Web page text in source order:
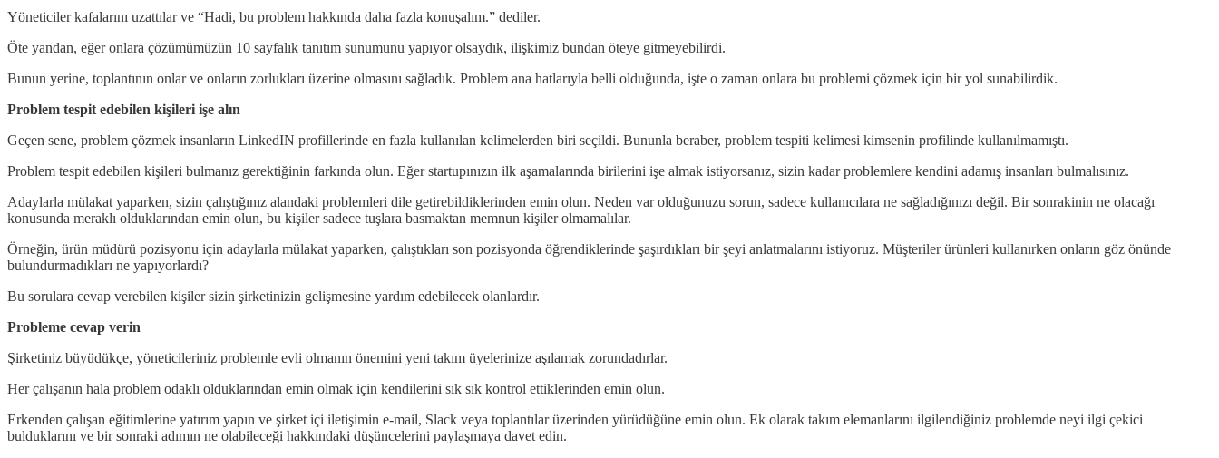
Yöneticiler kafalarını uzattılar ve “Hadi, bu problem hakkında daha fazla konuşalım.” dediler.
Öte yandan, eğer onlara çözümümüzün 10 sayfalık tanıtım sunumunu yapıyor olsaydık, ilişkimiz bundan öteye gitmeyebilirdi.
Bunun yerine, toplantının onlar ve onların zorlukları üzerine olmasını sağladık. Problem ana hatlarıyla belli olduğunda, işte o zaman onlara bu problemi çözmek için bir yol sunabilirdik.
Problem tespit edebilen kişileri işe alın
Geçen sene, problem çözmek insanların LinkedIN profillerinde en fazla kullanılan kelimelerden biri seçildi. Bununla beraber, problem tespiti kelimesi kimsenin profilinde kullanılmamıştı.
Problem tespit edebilen kişileri bulmanız gerektiğinin farkında olun. Eğer startupınızın ilk aşamalarında birilerini işe almak istiyorsanız, sizin kadar problemlere kendini adamış insanları bulmalısınız.
Adaylarla mülakat yaparken, sizin çalıştığınız alandaki problemleri dile getirebildiklerinden emin olun. Neden var olduğunuzu sorun, sadece kullanıcılara ne sağladığınızı değil. Bir sonrakinin ne olacağı
konusunda meraklı olduklarından emin olun, bu kişiler sadece tuşlara basmaktan memnun kişiler olmamalılar.
Örneğin, ürün müdürü pozisyonu için adaylarla mülakat yaparken, çalıştıkları son pozisyonda öğrendiklerinde şaşırdıkları bir şeyi anlatmalarını istiyoruz. Müşteriler ürünleri kullanırken onların göz önünde
bulundurmadıkları ne yapıyorlardı?
Bu sorulara cevap verebilen kişiler sizin şirketinizin gelişmesine yardım edebilecek olanlardır.
Probleme cevap verin
Şirketiniz büyüdükçe, yöneticileriniz problemle evli olmanın önemini yeni takım üyelerinize aşılamak zorundadırlar.
Her çalışanın hala problem odaklı olduklarından emin olmak için kendilerini sık sık kontrol ettiklerinden emin olun.
Erkenden çalışan eğitimlerine yatırım yapın ve şirket içi iletişimin e-mail, Slack veya toplantılar üzerinden yürüdüğüne emin olun. Ek olarak takım elemanlarını ilgilendiğiniz problemde neyi ilgi çekici
bulduklarını ve bir sonraki adımın ne olabileceği hakkındaki düşüncelerini paylaşmaya davet edin.